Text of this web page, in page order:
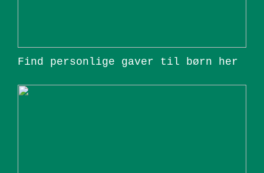
Find personlige gaver til børn her